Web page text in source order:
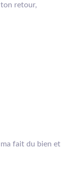
retour,
fait du bien et